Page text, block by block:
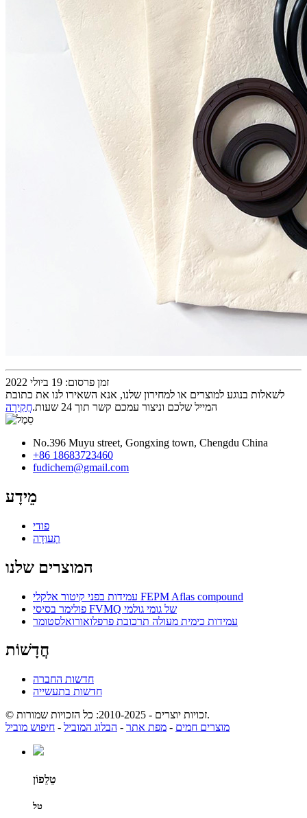
זמן פרסום: 19 ביולי 2022
לשאלות בנוגע למוצרים או למחירון שלנו, אנא השאירו לנו את כתובת
המייל שלכם וניצור עמכם קשר תוך 24 שעות.
חֲקִירָה
No.396 Muyu street, Gongxing town, Chengdu China
+86 18683723460
fudichem@gmail.com
מֵידָע
פודי
תְעוּדָה
המוצרים שלנו
עמידות בפני קיטור אלקלי FEPM Aflas compound
פולימר בסיסי FVMQ של גומי גולמי
עמידות כימית מעולה תרכובת פרפלואורואלסטומר
חֲדָשׁוֹת
חדשות החברה
חדשות בתעשייה
© זכויות יוצרים - 2010-2025: כל הזכויות שמורות.
מוצרים חמים - מפת אתר - הבלוג המוביל - חיפוש מוביל
טֵלֵפוֹן
טל